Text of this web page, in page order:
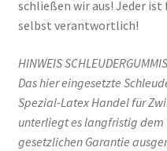
schließen wir aus! Jeder ist
selbst verantwortlich!
HINWEIS SCHLEUDERGUMMIS
Das hier eingesetzte
Spezial-Latex Handel für
unterliegt es langfristig dem
gesetzlichen Garantie